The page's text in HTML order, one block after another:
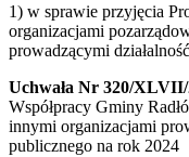
1) w sprawie przyjęcia
organizacjami
prowadzącymi
Uchwała Nr 320/XLVII/
Współpracy Gminy
innymi organizacjami
publicznego na rok 2024